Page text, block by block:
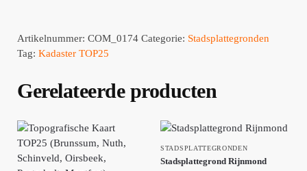
Artikelnummer: COM_0174 Categorie: Stadsplattegronden
Tag: Kadaster TOP25
Gerelateerde producten
STADSPLATTEGRONDEN
Stadsplattegrond Rijnmond